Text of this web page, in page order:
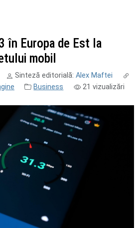
în Europa de Est la
mobil
Sinteză editorială: Alex Maftei
Business 21 vizualizări